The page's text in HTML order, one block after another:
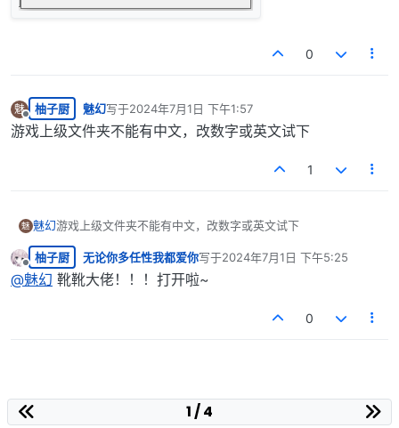
0
魅
离线
柚子厨 魅幻写于2024年7月1日 下午1:57
最后由 编辑
游戏上级文件夹不能有中文，改数字或英文试下
1
魅 魅幻游戏上级文件夹不能有中文，改数字或英文试下
离线
柚子厨 无论你多任性我都爱你写于2024年7月1日 下午5:25
最后由 编辑
@魅幻 靴靴大佬！！！打开啦~
0
1 / 4